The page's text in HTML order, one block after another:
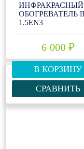
ИНФРАКРАСНЫЙ
ОБОГРЕВАТЕЛЬ
1.5EN3
6 000 ₽
В КОРЗИНУ
СРАВНИТЬ